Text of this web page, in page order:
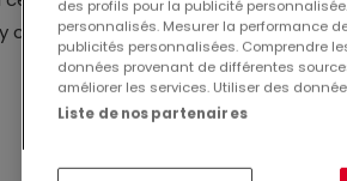
construire deux maisons jumelées.
des profils pour la publicité
personnalisés. Mesurer la performance
publicités personnalisées. Comprendre
données provenant de différentes
améliorer les services. Utiliser des
Liste de nos partenaires